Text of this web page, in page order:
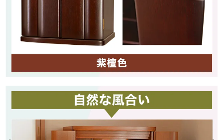
スライド式仏具板
設置可能領域
幅38.8×奥行18.2cm